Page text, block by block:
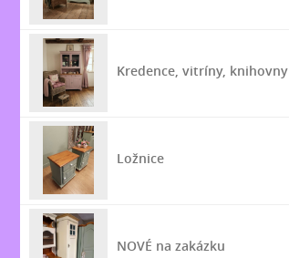
Kredence, vitríny, knihovny
Ložnice
NOVÉ na zakázku